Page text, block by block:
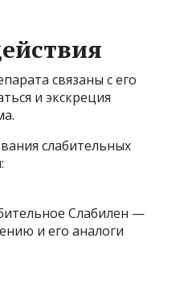
связаны с его
и экскреция
слабительных